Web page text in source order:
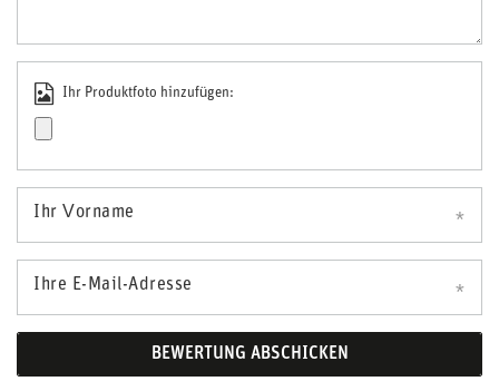
Ihr Produktfoto hinzufügen:
Ihr Vorname
Ihre E-Mail-Adresse
BEWERTUNG ABSCHICKEN